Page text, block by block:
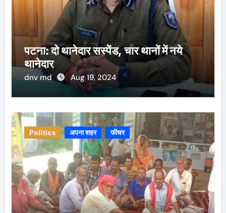
पटना: दो थानेदार सस्पेंड, चार थानों में नये
थानेदार
dnv md Aug 19, 2024
Politics अपना शहर फीचर